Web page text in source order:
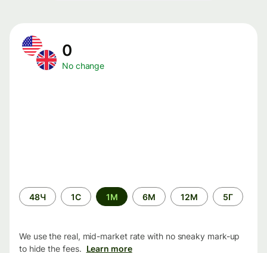
0
No change
Time
period
48Ч 1С 1М 6М 12М 5Г
We use the real, mid-market rate with no sneaky mark-up
to hide the fees. Learn more